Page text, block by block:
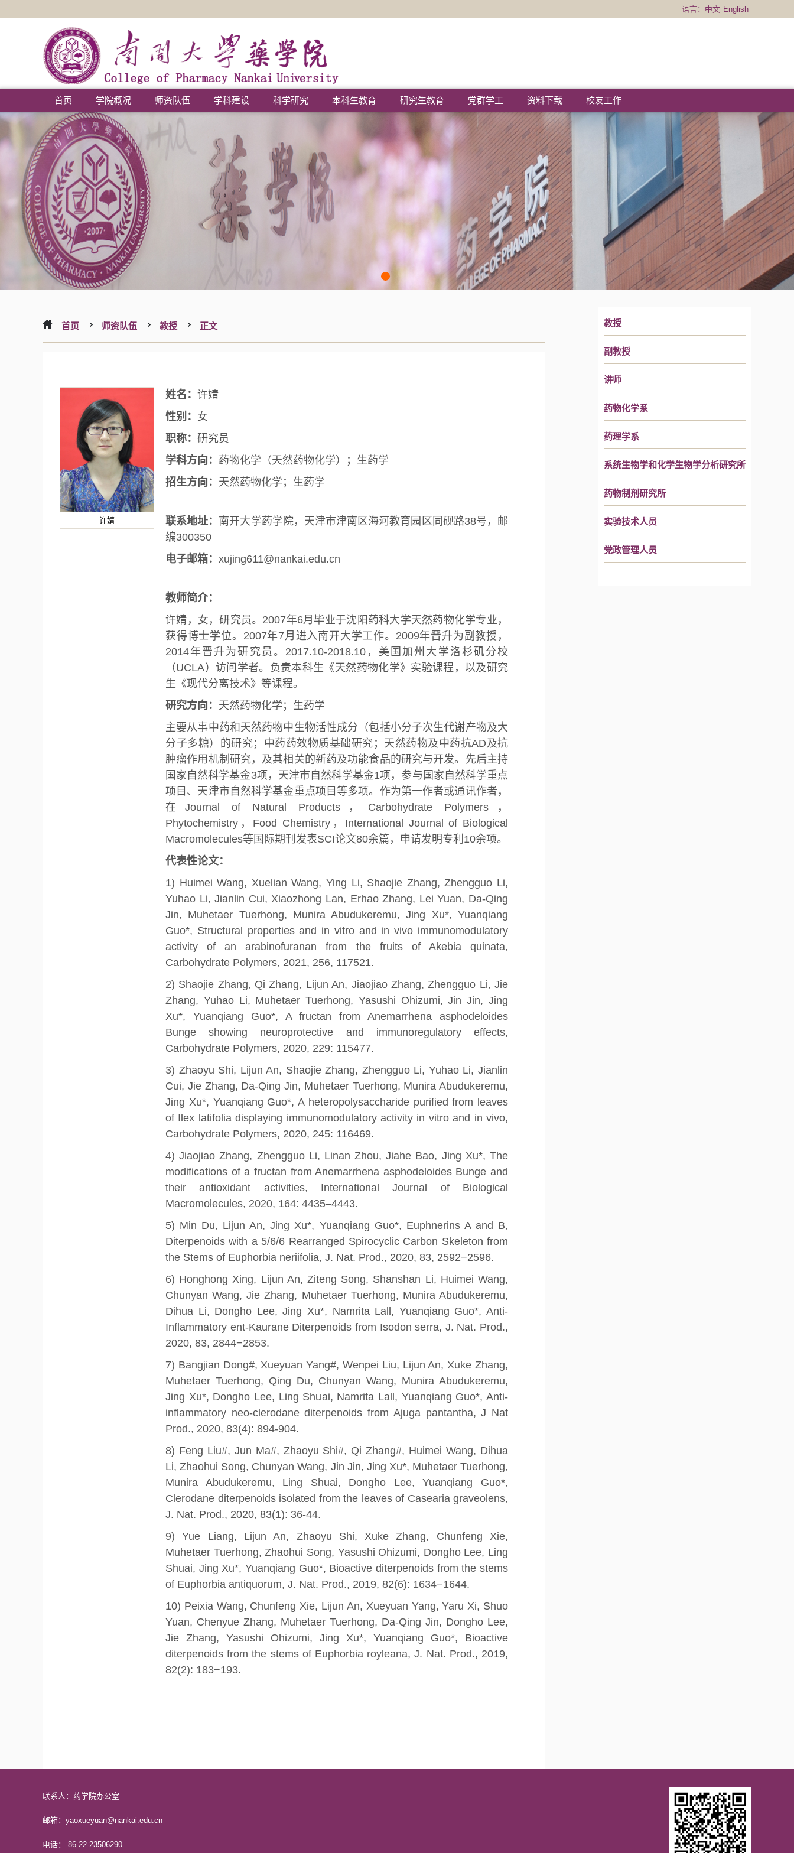
语言： 中文 English
首页 学院概况 师资队伍 学科建设 科学研究 本科生教育 研究生教育 党群学工 资料下载 校友工作
首页 师资队伍 教授 正文
许婧
姓名： 许婧
性别： 女
职称： 研究员
学科方向： 药物化学（天然药物化学）；生药学
招生方向： 天然药物化学；生药学
联系地址： 南开大学药学院，天津市津南区海河教育园区同砚路38号，邮
编300350
电子邮箱： xujing611@nankai.edu.cn
教师简介：
许婧，女，研究员。2007年6月毕业于沈阳药科大学天然药物化学专业，
获得博士学位。2007年7月进入南开大学工作。2009年晋升为副教授，
2014年晋升为研究员。2017.10-2018.10，美国加州大学洛杉矶分校
（UCLA）访问学者。负责本科生《天然药物化学》实验课程，以及研究
生《现代分离技术》等课程。
研究方向： 天然药物化学；生药学
主要从事中药和天然药物中生物活性成分（包括小分子次生代谢产物及大
分子多糖）的研究；中药药效物质基础研究；天然药物及中药抗AD及抗
肿瘤作用机制研究，及其相关的新药及功能食品的研究与开发。先后主持
国家自然科学基金3项，天津市自然科学基金1项，参与国家自然科学重点
项目、天津市自然科学基金重点项目等多项。作为第一作者或通讯作者，
在Journal of Natural Products，Carbohydrate Polymers，
Phytochemistry，Food Chemistry，International Journal of Biological
Macromolecules等国际期刊发表SCI论文80余篇，申请发明专利10余项。
代表性论文：
1) Huimei Wang, Xuelian Wang, Ying Li, Shaojie Zhang, Zhengguo Li,
Yuhao Li, Jianlin Cui, Xiaozhong Lan, Erhao Zhang, Lei Yuan, Da-Qing
Jin, Muhetaer Tuerhong, Munira Abudukeremu, Jing Xu*, Yuanqiang
Guo*, Structural properties and in vitro and in vivo immunomodulatory
activity of an arabinofuranan from the fruits of Akebia quinata,
Carbohydrate Polymers, 2021, 256, 117521.
2) Shaojie Zhang, Qi Zhang, Lijun An, Jiaojiao Zhang, Zhengguo Li, Jie
Zhang, Yuhao Li, Muhetaer Tuerhong, Yasushi Ohizumi, Jin Jin, Jing
Xu*, Yuanqiang Guo*, A fructan from Anemarrhena asphodeloides
Bunge showing neuroprotective and immunoregulatory effects,
Carbohydrate Polymers, 2020, 229: 115477.
3) Zhaoyu Shi, Lijun An, Shaojie Zhang, Zhengguo Li, Yuhao Li, Jianlin
Cui, Jie Zhang, Da-Qing Jin, Muhetaer Tuerhong, Munira Abudukeremu,
Jing Xu*, Yuanqiang Guo*, A heteropolysaccharide purified from leaves
of Ilex latifolia displaying immunomodulatory activity in vitro and in vivo,
Carbohydrate Polymers, 2020, 245: 116469.
4) Jiaojiao Zhang, Zhengguo Li, Linan Zhou, Jiahe Bao, Jing Xu*, The
modifications of a fructan from Anemarrhena asphodeloides Bunge and
their antioxidant activities, International Journal of Biological
Macromolecules, 2020, 164: 4435–4443.
5) Min Du, Lijun An, Jing Xu*, Yuanqiang Guo*, Euphnerins A and B,
Diterpenoids with a 5/6/6 Rearranged Spirocyclic Carbon Skeleton from
the Stems of Euphorbia neriifolia, J. Nat. Prod., 2020, 83, 2592−2596.
6) Honghong Xing, Lijun An, Ziteng Song, Shanshan Li, Huimei Wang,
Chunyan Wang, Jie Zhang, Muhetaer Tuerhong, Munira Abudukeremu,
Dihua Li, Dongho Lee, Jing Xu*, Namrita Lall, Yuanqiang Guo*, Anti-
Inflammatory ent-Kaurane Diterpenoids from Isodon serra, J. Nat. Prod.,
2020, 83, 2844−2853.
7) Bangjian Dong#, Xueyuan Yang#, Wenpei Liu, Lijun An, Xuke Zhang,
Muhetaer Tuerhong, Qing Du, Chunyan Wang, Munira Abudukeremu,
Jing Xu*, Dongho Lee, Ling Shuai, Namrita Lall, Yuanqiang Guo*, Anti-
inflammatory neo-clerodane diterpenoids from Ajuga pantantha, J Nat
Prod., 2020, 83(4): 894-904.
8) Feng Liu#, Jun Ma#, Zhaoyu Shi#, Qi Zhang#, Huimei Wang, Dihua
Li, Zhaohui Song, Chunyan Wang, Jin Jin, Jing Xu*, Muhetaer Tuerhong,
Munira Abudukeremu, Ling Shuai, Dongho Lee, Yuanqiang Guo*,
Clerodane diterpenoids isolated from the leaves of Casearia graveolens,
J. Nat. Prod., 2020, 83(1): 36-44.
9) Yue Liang, Lijun An, Zhaoyu Shi, Xuke Zhang, Chunfeng Xie,
Muhetaer Tuerhong, Zhaohui Song, Yasushi Ohizumi, Dongho Lee, Ling
Shuai, Jing Xu*, Yuanqiang Guo*, Bioactive diterpenoids from the stems
of Euphorbia antiquorum, J. Nat. Prod., 2019, 82(6): 1634−1644.
10) Peixia Wang, Chunfeng Xie, Lijun An, Xueyuan Yang, Yaru Xi, Shuo
Yuan, Chenyue Zhang, Muhetaer Tuerhong, Da-Qing Jin, Dongho Lee,
Jie Zhang, Yasushi Ohizumi, Jing Xu*, Yuanqiang Guo*, Bioactive
diterpenoids from the stems of Euphorbia royleana, J. Nat. Prod., 2019,
82(2): 183−193.
教授
副教授
讲师
药物化学系
药理学系
系统生物学和化学生物学分析研究所
药物制剂研究所
实验技术人员
党政管理人员
联系人：药学院办公室
邮箱：yaoxueyuan@nankai.edu.cn
电话： 86-22-23506290